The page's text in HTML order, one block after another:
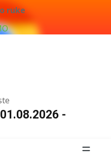
ruke
-